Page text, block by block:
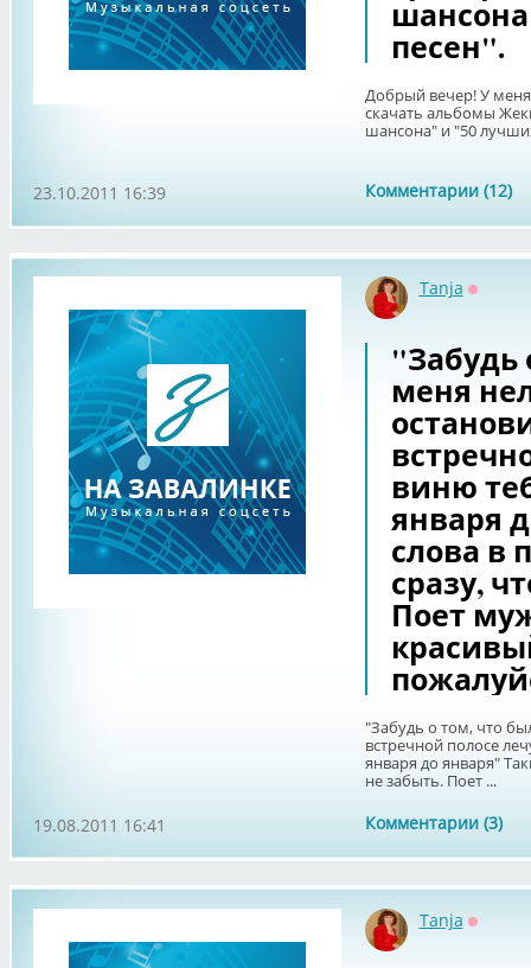
песен".
Добрый вечер! У
скачать альбомы
шансона" и "50
Комментарии (12)
23.10.2011 16:39
Tanja
"Забудь
меня
виню
января
слова в
сразу,
Поет
"Забудь о том, что
встречной полосе
января до января"
не забыть. Поет ...
Комментарии (3)
19.08.2011 16:41
Tanja